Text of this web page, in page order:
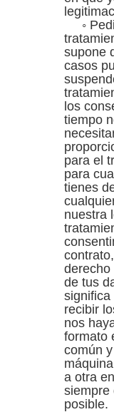
◦
supone
casos
los
tiempo
para el
para
tienes
nuestra
derecho
de tus
significa
recibir
nos
formato
común
a otra
siempre
posible.